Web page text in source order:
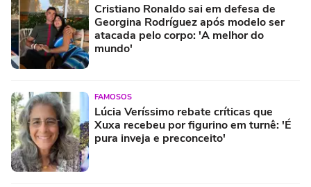
Cristiano Ronaldo sai em defesa de
Georgina Rodríguez após modelo ser
atacada pelo corpo: 'A melhor do
mundo'
FAMOSOS
Lúcia Veríssimo rebate críticas que
Xuxa recebeu por figurino em turnê: 'É
pura inveja e preconceito'